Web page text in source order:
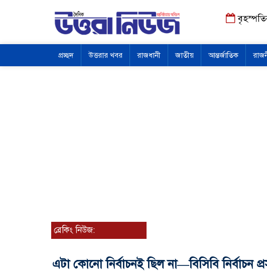
প্রচ্ছদ উত্তরার খবর রাজধানী জাতীয় আন্তর্জাতিক
ব্রেকিং নিউজ:
এটা কোনো নির্বাচনই ছিল না—বিসিবি নির্বাচন